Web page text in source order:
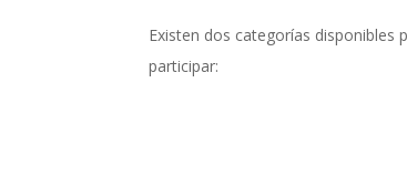
Existen dos categorías disponibles
participar: